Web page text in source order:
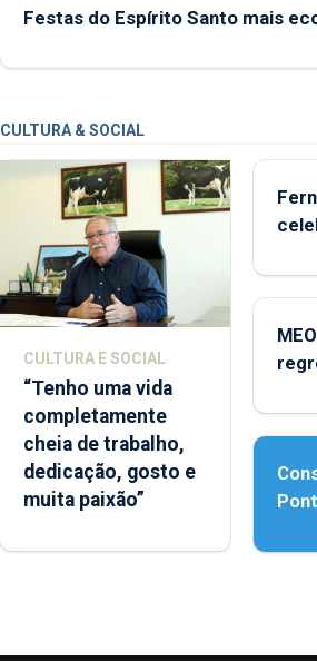
Festas do Espírito Santo mais
CULTURA & SOCIAL
CULTURA E SOCIAL
“Tenho uma vida
completamente
cheia de trabalho,
dedicação, gosto e
muita paixão”